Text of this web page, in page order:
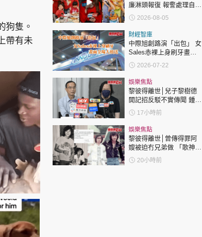
狗隻。
帶有未
廉淋頭報復 報警處理自責
護子不力 歐錦棠陳倩揚齊
表態「媽媽有責任」
2026-08-05
財經智庫
中際旭創路演「出包」 女
Sales赤裸上身刷牙畫面
全場大放送
2026-07-22
娛樂焦點
黎彼得離世│兒子黎樹德
開記招反駁不實傳聞 鍾志
光代好友澄清：冇經濟問
題
17小時前
娛樂焦點
黎彼得離世│曾傳得罪阿
嫂被迫冇兄弟做 「歌神」
許冠傑親筆撰寫悼念忘友
20小時前